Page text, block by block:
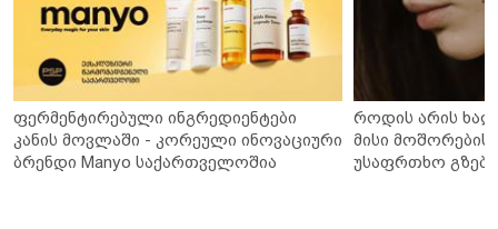
ფერმენტირებული ინგრედიენტები
კანის მოვლაში - კორეული ინოვაციური
ბრენდი Manyo საქართველოშია
როდის არის
მისი მოშორების
უსაფრთხო გზები